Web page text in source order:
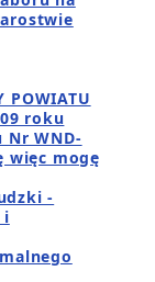
POWIATU
roku
WND-
więc mogę
-
i